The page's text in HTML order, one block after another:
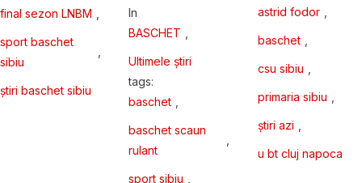
final sezon LNBM
sport baschet
sibiu
,
știri baschet sibiu
In
BASCHET
Ultimele știri
tags:
baschet
baschet scaun
rulant
,
sport sibiu
astrid fodor
baschet
csu sibiu
primaria sibiu
știri azi
u bt cluj napoca